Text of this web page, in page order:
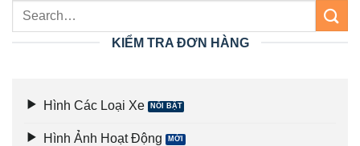
KIỂM TRA ĐƠN HÀNG
Hình Các Loại Xe
Hình Ảnh Hoạt Động